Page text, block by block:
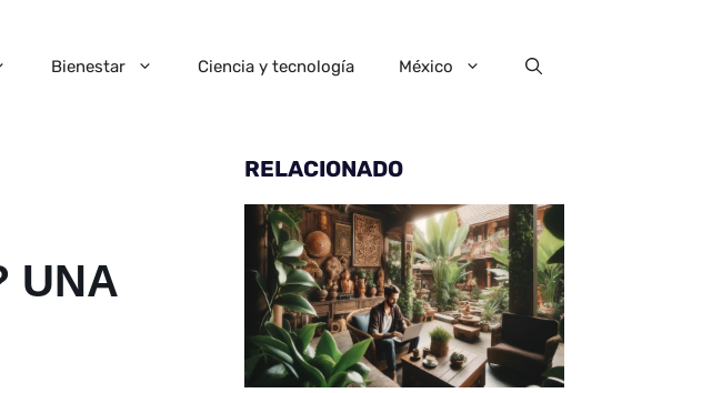
Bienestar Ciencia y tecnología México
UNA
RELACIONADO